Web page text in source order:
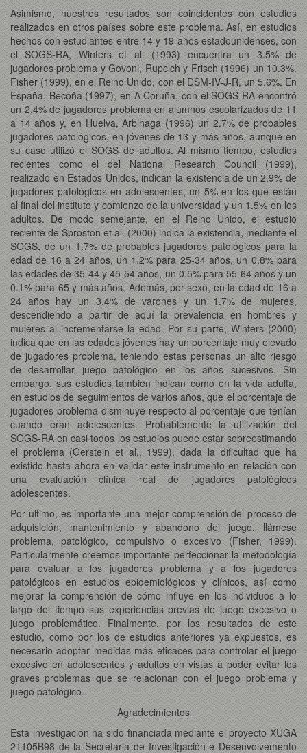
Asimismo, nuestros resultados son coincidentes con estudios
realizados en otros países sobre este problema. Así, en estudios
hechos con estudiantes entre 14 y 19 años estadounidenses, con
el SOGS-RA, Winters et al. (1993) encuentra un 3.5% de
jugadores problema y Govoni, Rupcich y Frisch (1996) un 10.3%.
Fisher (1999), en el Reino Unido, con el DSM-IV-J-R, un 5.6%. En
España, Becoña (1997), en A Coruña, con el SOGS-RA encontró
un 2.4% de jugadores problema en alumnos escolarizados de 11
a 14 años y, en Huelva, Arbinaga (1996) un 2.7% de probables
jugadores patológicos, en jóvenes de 13 y más años, aunque en
su caso utilizó el SOGS de adultos. Al mismo tiempo, estudios
recientes como el del National Research Council (1999),
realizado en Estados Unidos, indican la existencia de un 2.9% de
jugadores patológicos en adolescentes, un 5% en los que están
al final del instituto y comienzo de la universidad y un 1.5% en los
adultos. De modo semejante, en el Reino Unido, el estudio
reciente de Sproston et al. (2000) indica la existencia, mediante el
SOGS, de un 1.7% de probables jugadores patológicos para la
edad de 16 a 24 años, un 1.2% para 25-34 años, un 0.8% para
las edades de 35-44 y 45-54 años, un 0.5% para 55-64 años y un
0.1% para 65 y más años. Además, por sexo, en la edad de 16 a
24 años hay un 3.4% de varones y un 1.7% de mujeres,
descendiendo a partir de aquí la prevalencia en hombres y
mujeres al incrementarse la edad. Por su parte, Winters (2000)
indica que en las edades jóvenes hay un porcentaje muy elevado
de jugadores problema, teniendo estas personas un alto riesgo
de desarrollar juego patológico en los años sucesivos. Sin
embargo, sus estudios también indican como en la vida adulta,
en estudios de seguimientos de varios años, que el porcentaje de
jugadores problema disminuye respecto al porcentaje que tenían
cuando eran adolescentes. Probablemente la utilización del
SOGS-RA en casi todos los estudios puede estar sobreestimando
el problema (Gerstein et al., 1999), dada la dificultad que ha
existido hasta ahora en validar este instrumento en relación con
una evaluación clínica real de jugadores patológicos
adolescentes.
Por último, es importante una mejor comprensión del proceso de
adquisición, mantenimiento y abandono del juego, llámese
problema, patológico, compulsivo o excesivo (Fisher, 1999).
Particularmente creemos importante perfeccionar la metodología
para evaluar a los jugadores problema y a los jugadores
patológicos en estudios epidemiológicos y clínicos, así como
mejorar la comprensión de cómo influye en los individuos a lo
largo del tiempo sus experiencias previas de juego excesivo o
juego problemático. Finalmente, por los resultados de este
estudio, como por los de estudios anteriores ya expuestos, es
necesario adoptar medidas más eficaces para controlar el juego
excesivo en adolescentes y adultos en vistas a poder evitar los
graves problemas que se relacionan con el juego problema y
juego patológico.
Agradecimientos
Esta investigación ha sido financiada mediante el proyecto XUGA
21105B98 de la Secretaria de Investigación e Desenvolvemento